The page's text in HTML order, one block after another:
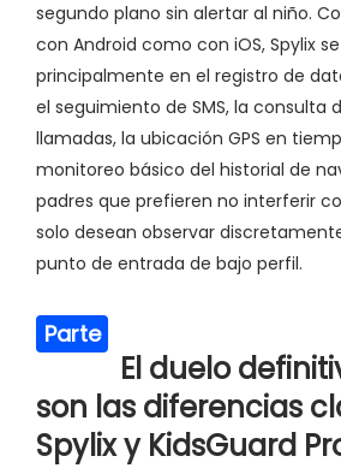
segundo plano sin alertar al niño.
con Android como con iOS, Spylix
principalmente en el registro de
el seguimiento de SMS, la consulta
llamadas, la ubicación GPS en
monitoreo básico del historial de
padres que prefieren no interferir
solo desean observar
punto de entrada de bajo perfil.
Parte
El duelo
son las diferencias
Spylix y KidsGuard